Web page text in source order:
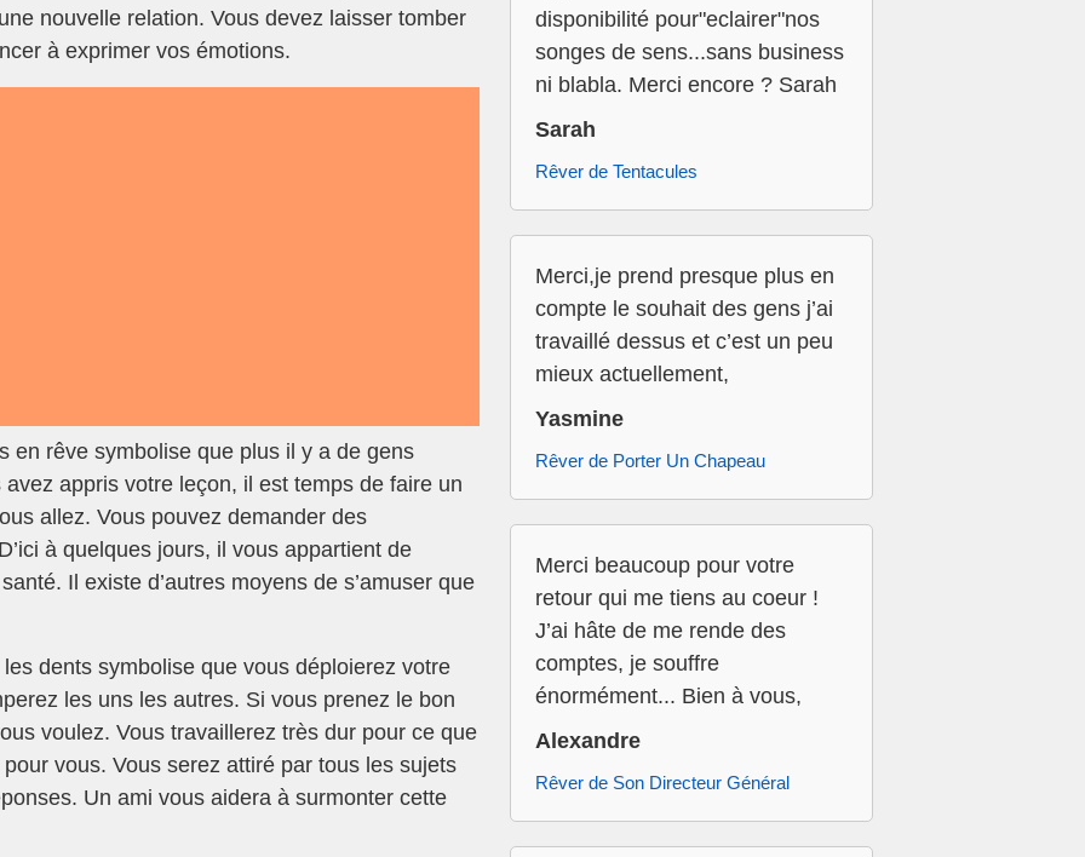
nouvelle relation. Vous devez laisser tomber
à exprimer vos émotions.
en rêve symbolise que plus il y a de gens
appris votre leçon, il est temps de faire un
allez. Vous pouvez demander des
à quelques jours, il vous appartient de
Il existe d’autres moyens de s’amuser que
dents symbolise que vous déploierez votre
les uns les autres. Si vous prenez le bon
voulez. Vous travaillerez très dur pour ce que
vous. Vous serez attiré par tous les sujets
Un ami vous aidera à surmonter cette
disponibilité pour"eclairer"nos
songes de sens...sans business
ni blabla. Merci encore ? Sarah
Sarah
Rêver de Tentacules
Merci,je prend presque plus en
compte le souhait des gens j’ai
travaillé dessus et c’est un peu
mieux actuellement,
Yasmine
Rêver de Porter Un Chapeau
Merci beaucoup pour votre
retour qui me tiens au coeur !
J’ai hâte de me rende des
comptes, je souffre
énormément... Bien à vous,
Alexandre
Rêver de Son Directeur Général